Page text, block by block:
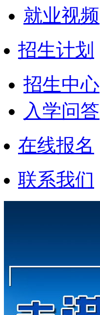
就业视频
招生计划
招生中心
入学问答
在线报名
联系我们